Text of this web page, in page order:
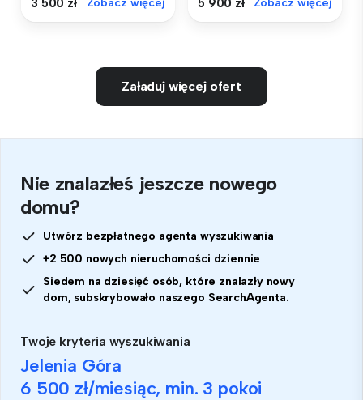
Załaduj więcej ofert
Nie znalazłeś jeszcze nowego
domu?
Utwórz bezpłatnego agenta wyszukiwania
+2 500 nowych nieruchomości dziennie
Siedem na dziesięć osób, które znalazły nowy
dom, subskrybowało naszego SearchAgenta.
Twoje kryteria wyszukiwania
Jelenia Góra
6 500 zł/miesiąc, min. 3 pokoi